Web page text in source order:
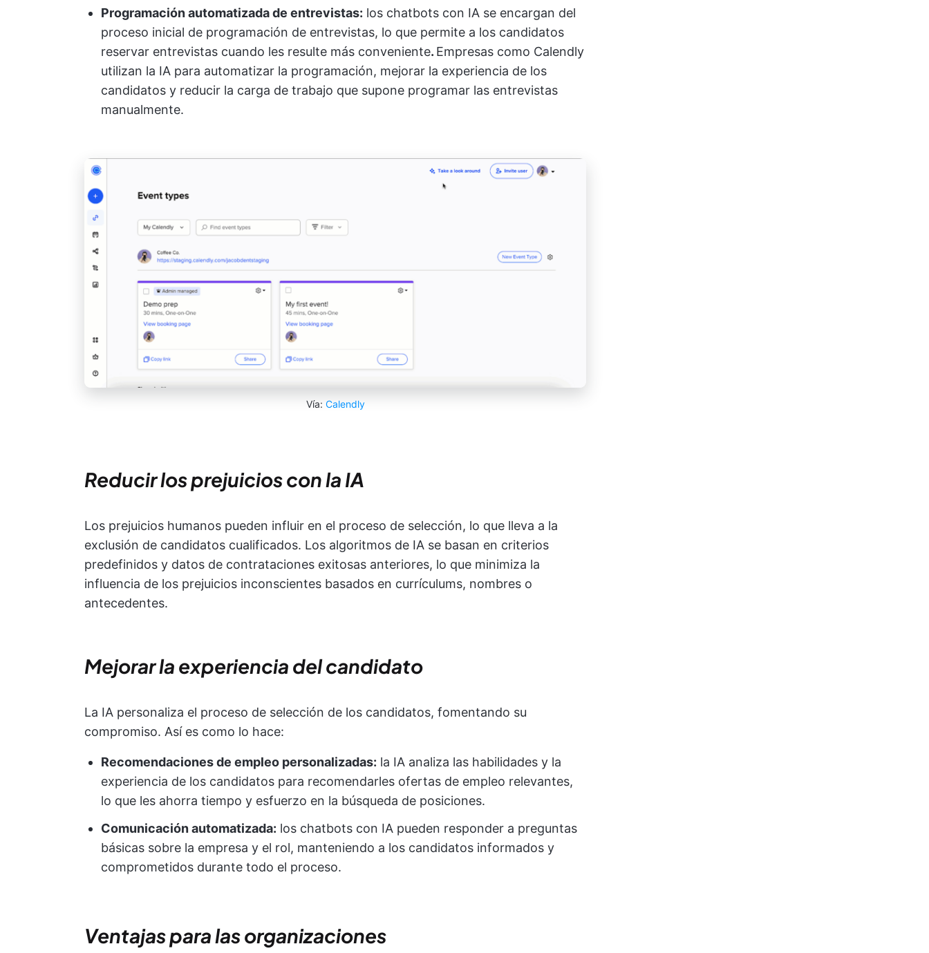
Programación automatizada de entrevistas: los chatbots con IA se encargan del
proceso inicial de programación de entrevistas, lo que permite a los candidatos
reservar entrevistas cuando les resulte más conveniente. Empresas como Calendly
utilizan la IA para automatizar la programación, mejorar la experiencia de los
candidatos y reducir la carga de trabajo que supone programar las entrevistas
manualmente.
Vía: Calendly
Reducir los prejuicios con la IA
Los prejuicios humanos pueden influir en el proceso de selección, lo que lleva a la
exclusión de candidatos cualificados. Los algoritmos de IA se basan en criterios
predefinidos y datos de contrataciones exitosas anteriores, lo que minimiza la
influencia de los prejuicios inconscientes basados en currículums, nombres o
antecedentes.
Mejorar la experiencia del candidato
La IA personaliza el proceso de selección de los candidatos, fomentando su
compromiso. Así es como lo hace:
Recomendaciones de empleo personalizadas: la IA analiza las habilidades y la
experiencia de los candidatos para recomendarles ofertas de empleo relevantes,
lo que les ahorra tiempo y esfuerzo en la búsqueda de posiciones.
Comunicación automatizada: los chatbots con IA pueden responder a preguntas
básicas sobre la empresa y el rol, manteniendo a los candidatos informados y
comprometidos durante todo el proceso.
Ventajas para las organizaciones